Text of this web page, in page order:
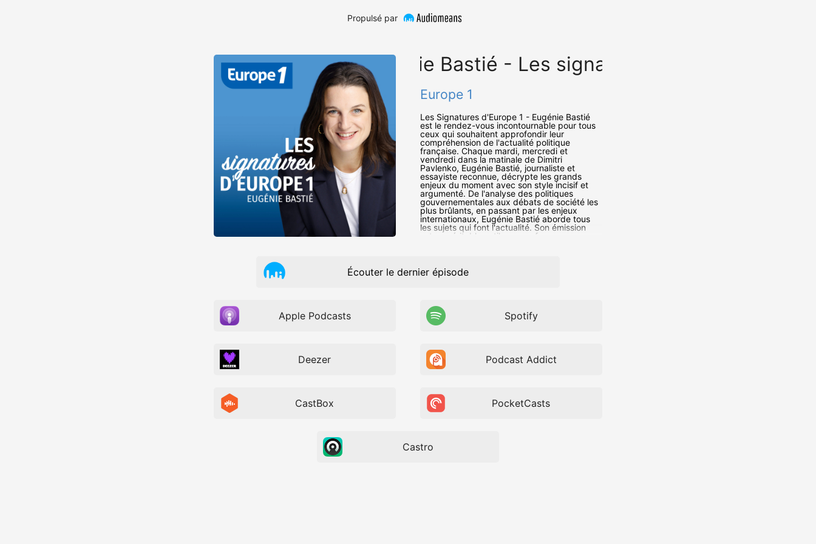
Propulsé par
Eugénie Bastié - Les signatures d'Europe 1
Europe 1
Les Signatures d'Europe 1 - Eugénie Bastié
est le rendez-vous incontournable pour tous
ceux qui souhaitent approfondir leur
compréhension de l'actualité politique
française. Chaque mardi, mercredi et
vendredi dans la matinale de Dimitri
Pavlenko, Eugénie Bastié, journaliste et
essayiste reconnue, décrypte les grands
enjeux du moment avec son style incisif et
argumenté. De l'analyse des politiques
gouvernementales aux débats de société les
plus brûlants, en passant par les enjeux
internationaux, Eugénie Bastié aborde tous
les sujets qui font l'actualité. Son émission
est un véritable outil pour se forger une
Écouter le dernier épisode
Apple Podcasts
Deezer
CastBox
Spotify
Podcast Addict
PocketCasts
Castro